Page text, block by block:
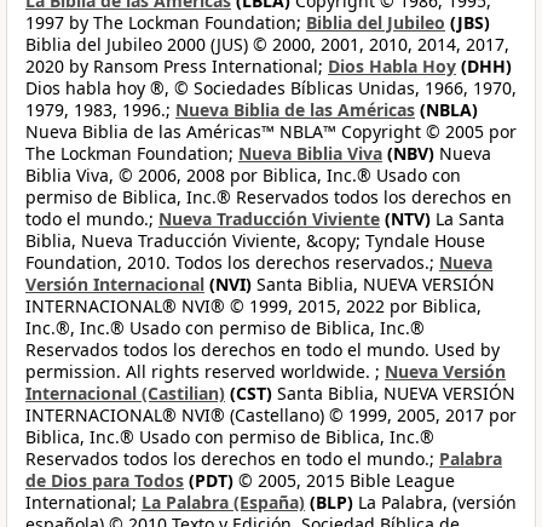
1997 by The Lockman Foundation; Biblia del Jubileo (JBS)
Biblia del Jubileo 2000 (JUS) © 2000, 2001, 2010, 2014, 2017,
2020 by Ransom Press International; Dios Habla Hoy (DHH)
Dios habla hoy ®, © Sociedades Bíblicas Unidas, 1966, 1970,
1979, 1983, 1996.; Nueva Biblia de las Américas (NBLA)
Nueva Biblia de las Américas™ NBLA™ Copyright © 2005 por
The Lockman Foundation; Nueva Biblia Viva (NBV) Nueva
Biblia Viva, © 2006, 2008 por Biblica, Inc.® Usado con
permiso de Biblica, Inc.® Reservados todos los derechos en
todo el mundo.; Nueva Traducción Viviente (NTV) La Santa
Biblia, Nueva Traducción Viviente, &copy; Tyndale House
Foundation, 2010. Todos los derechos reservados.; Nueva
Versión Internacional (NVI) Santa Biblia, NUEVA VERSIÓN
INTERNACIONAL® NVI® © 1999, 2015, 2022 por Biblica,
Inc.®, Inc.® Usado con permiso de Biblica, Inc.®
Reservados todos los derechos en todo el mundo. Used by
permission. All rights reserved worldwide. ; Nueva Versión
Internacional (Castilian) (CST) Santa Biblia, NUEVA VERSIÓN
INTERNACIONAL® NVI® (Castellano) © 1999, 2005, 2017 por
Biblica, Inc.® Usado con permiso de Biblica, Inc.®
Reservados todos los derechos en todo el mundo.; Palabra
de Dios para Todos (PDT) © 2005, 2015 Bible League
International; La Palabra (España) (BLP) La Palabra, (versión